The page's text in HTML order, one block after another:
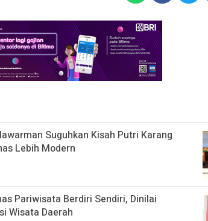
Suguhkan Kisah Putri Karang
Lebih Modern
Pariwisata Berdiri Sendiri, Dinilai
Wisata Daerah